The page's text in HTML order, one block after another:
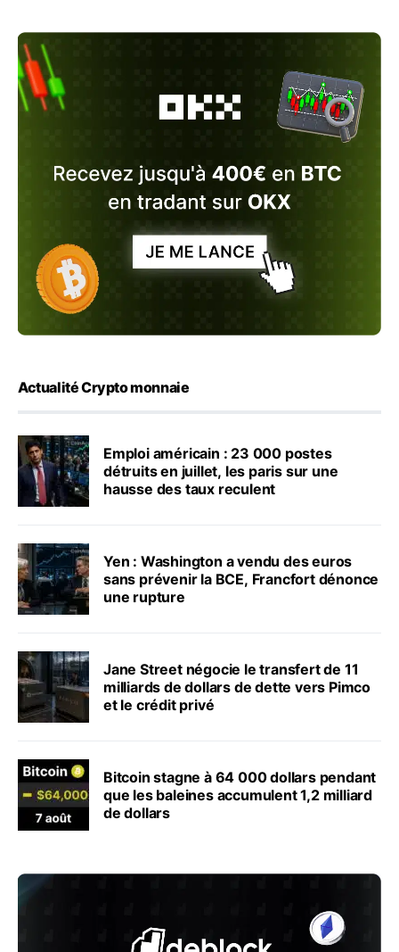
Actualité Crypto monnaie
Emploi américain : 23 000 postes
détruits en juillet, les paris sur une
hausse des taux reculent
Yen : Washington a vendu des euros
sans prévenir la BCE, Francfort dénonce
une rupture
Jane Street négocie le transfert de 11
milliards de dollars de dette vers Pimco
et le crédit privé
Bitcoin stagne à 64 000 dollars pendant
que les baleines accumulent 1,2 milliard
de dollars